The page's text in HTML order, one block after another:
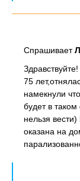
Спрашивает
75
намекнули
будет в
нельзя
оказана на